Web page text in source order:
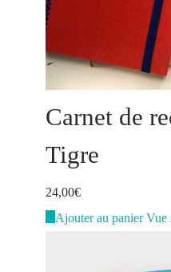
Carnet de
Tigre
24,00€
Ajouter au panier Vue